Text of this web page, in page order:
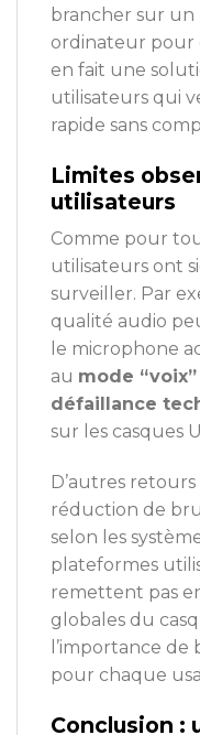
brancher sur un
ordinateur pour
en fait une
utilisateurs qui
rapide sans
Limites
utilisateurs
Comme pour
utilisateurs ont
surveiller. Par
qualité audio
le microphone
au mode
défaillance
sur les casques
D’autres
réduction de
selon les
plateformes
remettent pas
globales du
l’importance de
pour chaque
Conclusion :